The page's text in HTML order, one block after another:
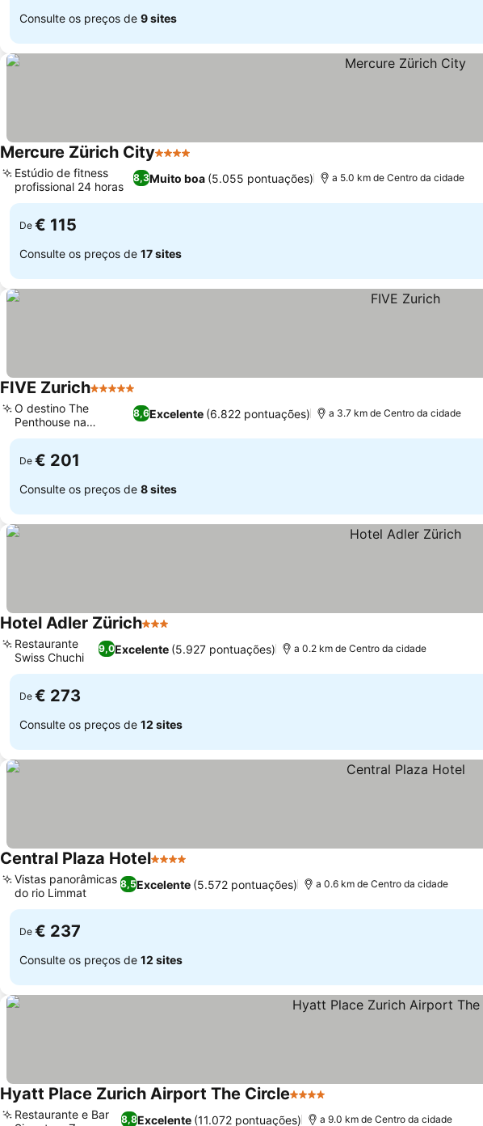
Consulte os preços de 9 sites
Mercure Zürich City4 Estrelas
8,3Muito boa (5.055 pontuações)
Estúdio de fitness
profissional 24 horas
a 5.0 km de Centro da cidade
De € 115
Consulte os preços de 17 sites
FIVE Zurich5 Estrelas
8,6Excelente (6.822 pontuações)
O destino The
Penthouse na
cobertura
a 3.7 km de Centro da cidade
De € 201
Consulte os preços de 8 sites
Hotel Adler Zürich3 Estrelas
9,0Excelente (5.927 pontuações)
Restaurante
Swiss Chuchi
a 0.2 km de Centro da cidade
De € 273
Consulte os preços de 12 sites
Central Plaza Hotel4 Estrelas
8,5Excelente (5.572 pontuações)
Vistas panorâmicas
do rio Limmat
a 0.6 km de Centro da cidade
De € 237
Consulte os preços de 12 sites
Hyatt Place Zurich Airport The Circle4 Estrelas
8,8Excelente (11.072 pontuações)
Restaurante e Bar
a 9.0 km de Centro da cidade